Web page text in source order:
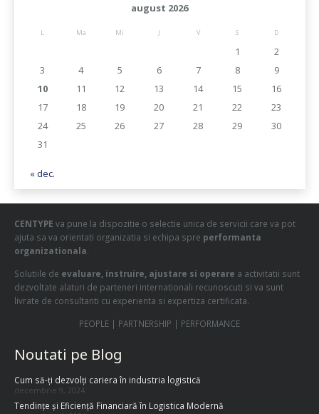
august 2026
L Ma Mi J V S D
1
2
3
4 5 6 7 8
9
10
11 12 13 14 15
16
17
18 19 20 21 22
23
24
25 26 27 28 29
30
31
« dec.
CENTYPE va pune la dispozitie o selectie unica de servicii care va pot
ajuta sa va orientati organizatia si echipa spre performanta
organizationala.
Solutiile de evaluare, instruire, ajustare si operare a activitatii sunt
dezvoltate alaturi de parteneri internationali recunoscuti si va sunt
livrate de consultanti cu experienta si expertiza certificata.
PEOPLE | PARTNERSHIP | PERFORMANCE
Noutati pe Blog
Cum să-ți dezvolți cariera în industria logistică
decembrie 9, 2024
Tendințe și Eficiență Financiară în Logistica Modernă